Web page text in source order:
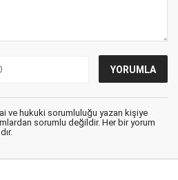
ve hukuki sorumluluğu yazan kişiye
sorumlu değildir. Her bir yorum